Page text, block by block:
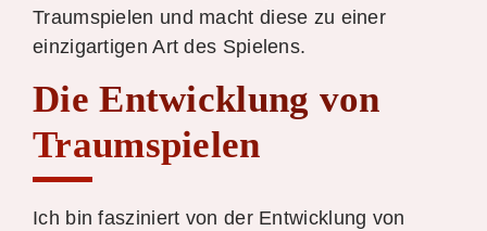
Traumspielen und macht diese zu einer
einzigartigen Art des Spielens.
Die Entwicklung von
Traumspielen
Ich bin fasziniert von der Entwicklung von